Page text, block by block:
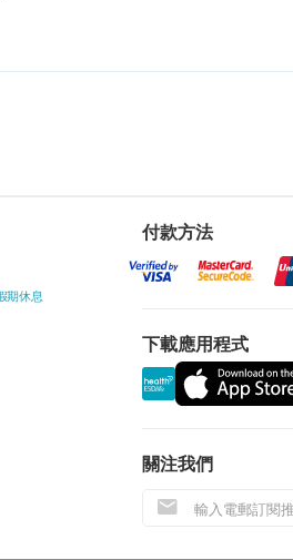
期休息
付款方法
下載應用程式
關注我們